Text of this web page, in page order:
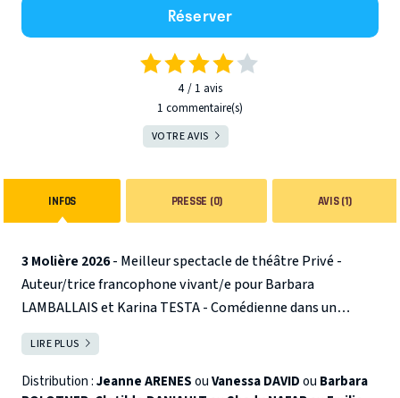
Réserver
4 1 avis
1 commentaire(s)
VOTRE AVIS
INFOS PRESSE (0) AVIS (1)
3 Molière 2026- Meilleur spectacle de théâtre Privé-
Auteur/trice francophone vivant/e pour Barbara
LAMBALLAIS et Karina TESTA- Comédienne dans un
second rôle pour Jeanne ARENES
16 ans, tombe enceinte. Bien que ce soit un crime puni par
la loi, elle ne veut pas garder l’enfant. Elle veut avorter.
LIRE PLUS
Distribution :Jeanne ARENESouVanessa DAVIDou Barbara